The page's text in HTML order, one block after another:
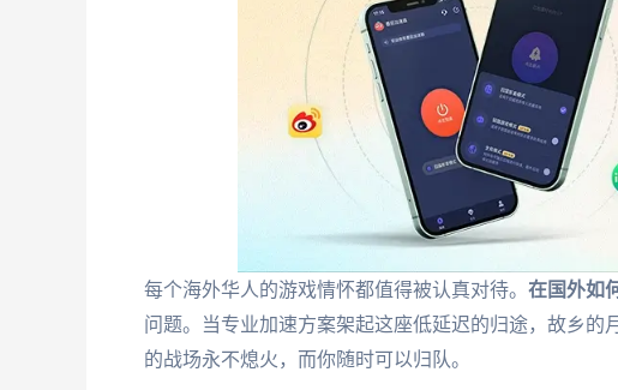
每个海外华人的游戏情怀都值得被认真对待。 在国外如
问题。当专业加速方案架起这座低延迟的归途，故乡
的战场永不熄火，而你随时可以归队。